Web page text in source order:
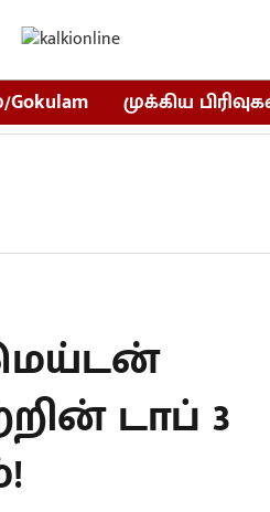
முக்கிய
டாப் 3